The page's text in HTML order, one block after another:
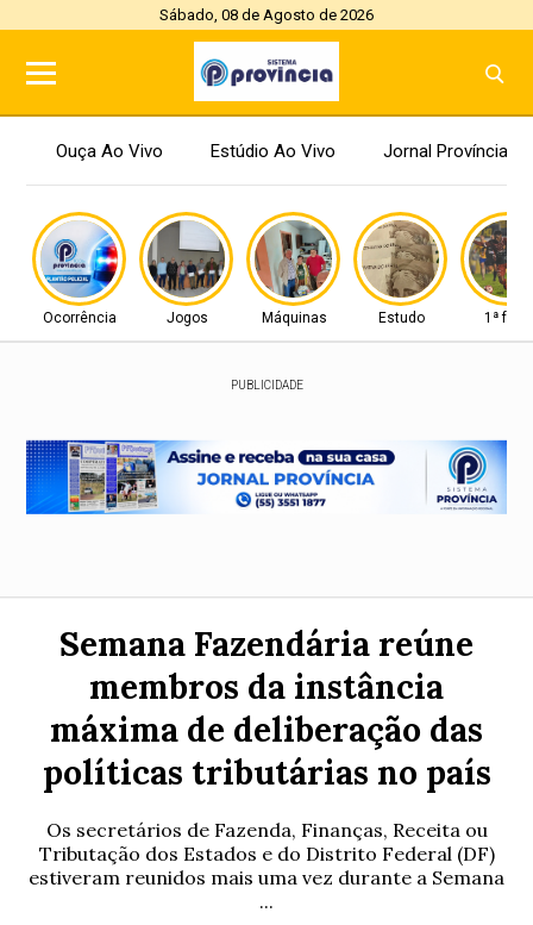
Sábado, 08 de Agosto de 2026
Ouça Ao Vivo Estúdio Ao Vivo Jornal Província
Ocorrência Jogos Máquinas Estudo 1ª fase
PUBLICIDADE
Semana Fazendária reúne
membros da instância
máxima de deliberação das
políticas tributárias no país
Os secretários de Fazenda, Finanças, Receita ou
Tributação dos Estados e do Distrito Federal (DF)
estiveram reunidos mais uma vez durante a Semana
...